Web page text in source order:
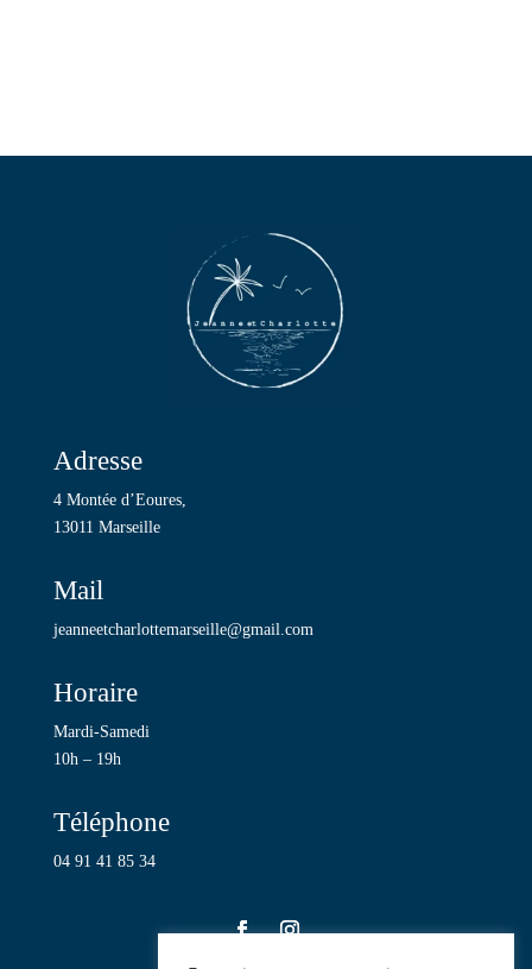
Adresse
4 Montée d’Eoures,
13011 Marseille
Mail
jeanneetcharlottemarseille@gmail.com
Horaire
Mardi-Samedi
10h – 19h
Téléphone
04 91 41 85 34